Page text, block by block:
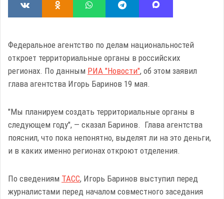
Федеральное агентство по делам национальностей
откроет территориальные органы в российских
регионах. По данным РИА "Новости", об этом заявил
глава агентства Игорь Баринов 19 мая.
"Мы планируем создать территориальные органы в
следующем году", — сказал Баринов. Глава агентства
пояснил, что пока непонятно, выделят ли на это деньги,
и в каких именно регионах откроют отделения.
По сведениям ТАСС, Игорь Баринов выступил перед
журналистами перед началом совместного заседания